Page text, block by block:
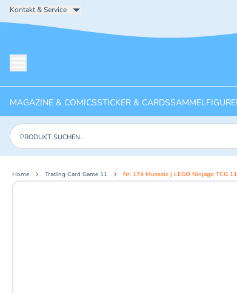
Kontakt & Service
MAGAZINE & COMICSSTICKER & CARDS
Produkte suchen
Home Trading Card Game 11 Nr. 174 Musssic | LEGO Ninjago TCG 11